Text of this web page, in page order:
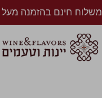
משלוח חינם בהזמנה מעל 499